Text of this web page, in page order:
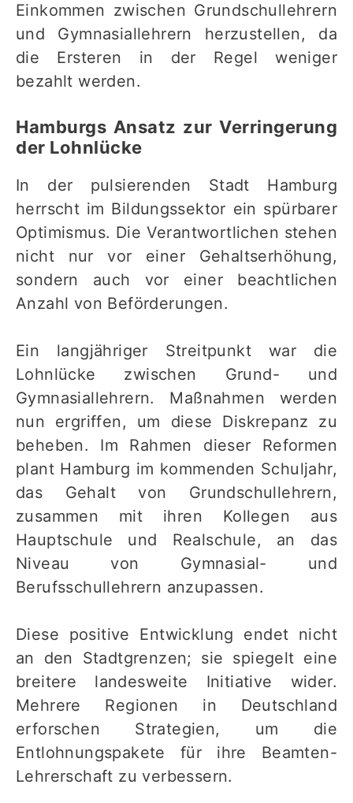
Einkommen zwischen Grundschullehrern
und Gymnasiallehrern herzustellen, da
die Ersteren in der Regel weniger
bezahlt werden.
Hamburgs Ansatz zur Verringerung
der Lohnlücke
In der pulsierenden Stadt Hamburg
herrscht im Bildungssektor ein spürbarer
Optimismus. Die Verantwortlichen stehen
nicht nur vor einer Gehaltserhöhung,
sondern auch vor einer beachtlichen
Anzahl von Beförderungen.
Ein langjähriger Streitpunkt war die
Lohnlücke zwischen Grund- und
Gymnasiallehrern. Maßnahmen werden
nun ergriffen, um diese Diskrepanz zu
beheben. Im Rahmen dieser Reformen
plant Hamburg im kommenden Schuljahr,
das Gehalt von Grundschullehrern,
zusammen mit ihren Kollegen aus
Hauptschule und Realschule, an das
Niveau von Gymnasial- und
Berufsschullehrern anzupassen.
Diese positive Entwicklung endet nicht
an den Stadtgrenzen; sie spiegelt eine
breitere landesweite Initiative wider.
Mehrere Regionen in Deutschland
erforschen Strategien, um die
Entlohnungspakete für ihre Beamten-
Lehrerschaft zu verbessern.